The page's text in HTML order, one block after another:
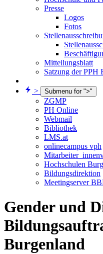
Presse
Logos
Fotos
Mitteilungsblatt
Satzung der PPH
> Submenu for ">"
ZGMP
PH Online
Webmail
Bibliothek
LMS.at
onlinecampus vph
Hochschulen
Bildungsdirektion
Meetingserver
Gender und
Burgenland